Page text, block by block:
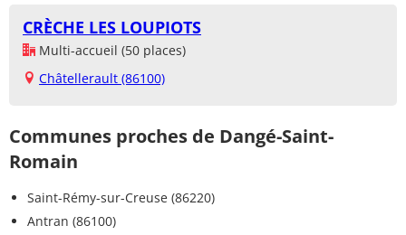
CRÈCHE LES LOUPIOTS
Multi-accueil (50 places)
Châtellerault (86100)
Communes proches de Dangé-Saint-
Romain
Saint-Rémy-sur-Creuse (86220)
Antran (86100)